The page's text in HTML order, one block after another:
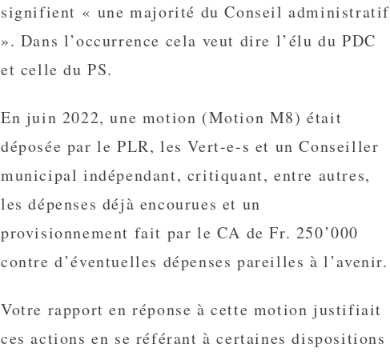
signifient « une majorité du Conseil administratif
». Dans l’occurrence cela veut dire l’élu du PDC
et celle du PS.
En juin 2022, une motion (Motion M8) était
déposée par le PLR, les Vert-e-s et un Conseiller
municipal indépendant, critiquant, entre autres,
les dépenses déjà encourues et un
provisionnement fait par le CA de Fr. 250’000
contre d’éventuelles dépenses pareilles à l’avenir.
Votre rapport en réponse à cette motion justifiait
ces actions en se référant à certaines dispositions